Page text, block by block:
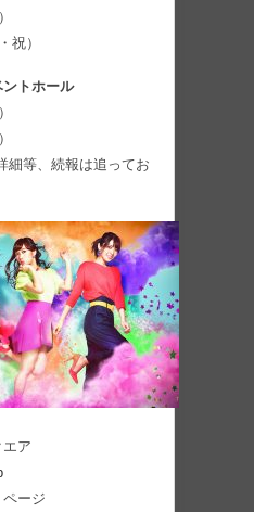
祝）
トホール
細等、続報は追ってお
ア
ージ